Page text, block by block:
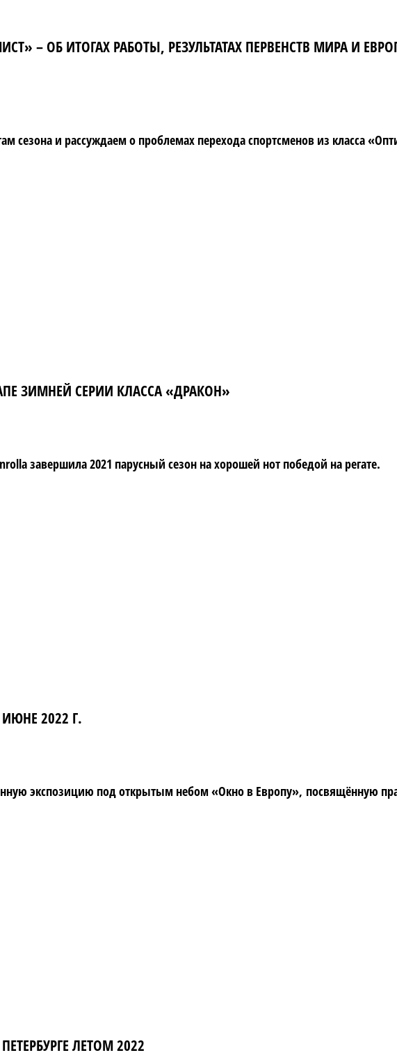
– ОБ ИТОГАХ РАБОТЫ, РЕЗУЛЬТАТАХ ПЕРВЕНСТВ МИРА И
и рассуждаем о проблемах перехода спортсменов из класса
ЗИМНЕЙ СЕРИИ КЛАССА «ДРАКОН»
завершила 2021 парусный сезон на хорошей нот победой на регате.
2022 Г.
экспозицию под открытым небом «Окно в Европу», посвящённую
ЛЕТОМ 2022